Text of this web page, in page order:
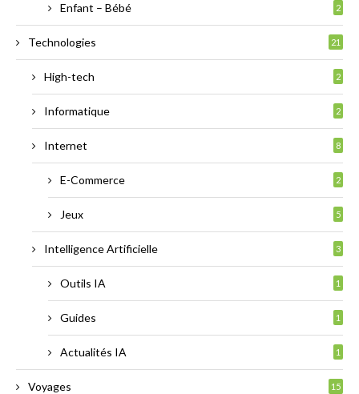
Enfant – Bébé 2
Technologies 21
High-tech 2
Informatique 2
Internet 8
E-Commerce 2
Jeux 5
Intelligence Artificielle 3
Outils IA 1
Guides 1
Actualités IA 1
Voyages 15